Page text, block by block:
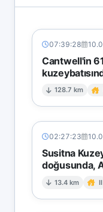
07:39:28
Cantwell'in
128.7 km
02:27:23
Susitna
doğusunda,
13.4 km II